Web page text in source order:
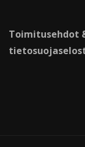
Toimitusehdot